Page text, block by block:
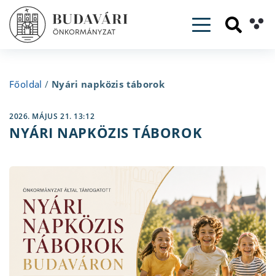
Toggle
Főoldal / Nyári napközis táborok
2026. MÁJUS 21. 13:12
NYÁRI NAPKÖZIS TÁBOROK